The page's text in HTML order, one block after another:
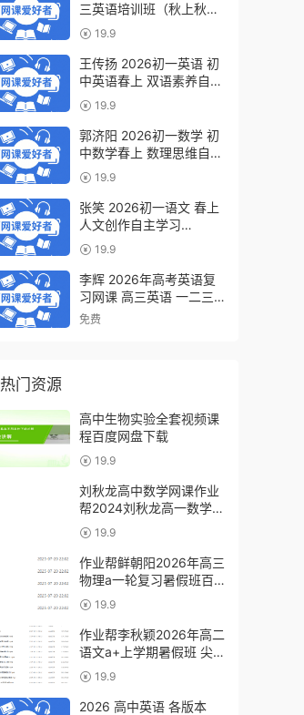
三英语培训班（秋上秋下·
全国版·A+）百度网盘下
载
19.9
王传扬 2026初一英语 初
中英语春上 双语素养自主
学习·TY·A+（三期）百度
网盘下载
19.9
郭济阳 2026初一数学 初
中数学春上 数理思维自主
学习·BS（一期）百度网
盘下载
19.9
张笑 2026初一语文 春上
人文创作自主学习
·TY·S（一期）百度网盘下
载
19.9
李辉 2026年高考英语复
习网课 高三英语 一二三
轮视频课程全年班 百度网
免费
热门资源
高中生物实验全套视频课
程百度网盘下载
19.9
刘秋龙高中数学网课作业
帮2024刘秋龙高一数学
a+教程（暑假班+秋季
班）
19.9
作业帮鲜朝阳2026年高三
物理a一轮复习暑假班百
度网盘下载
19.9
作业帮李秋颖2026年高二
语文a+上学期暑假班 尖
端班百度网盘下载
19.9
2026 高中英语 各版本